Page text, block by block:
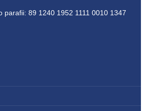
parafii: 89 1240 1952 1111 0010 1347